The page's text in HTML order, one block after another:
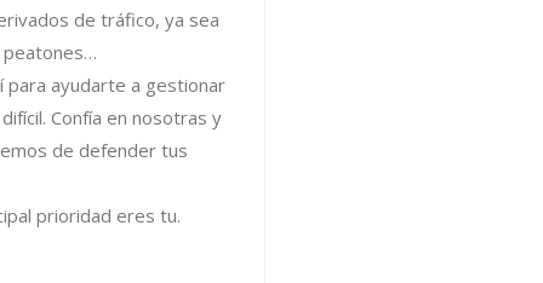
de tráfico, ya sea
peatones…
para ayudarte a gestionar
Confía en nosotras y
de defender tus
prioridad eres tu.